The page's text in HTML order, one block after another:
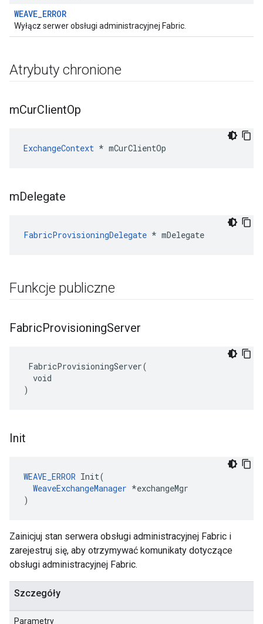
WEAVE_ERROR
Wyłącz serwer obsługi administracyjnej Fabric.
Atrybuty chronione
mCurClientOp
ExchangeContext * mCurClientOp
mDelegate
FabricProvisioningDelegate * mDelegate
Funkcje publiczne
FabricProvisioningServer
FabricProvisioningServer(
  void
)
Init
WEAVE_ERROR Init(
WeaveExchangeManager *exchangeMgr
)
Zainicjuj stan serwera obsługi administracyjnej Fabric i
zarejestruj się, aby otrzymywać komunikaty dotyczące
obsługi administracyjnej Fabric.
Szczegóły
Parametry